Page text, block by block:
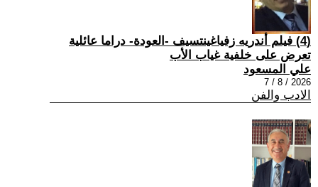
(4) فيلم أندريه زفياغينتسيف -العودة- دراما عائلية
تعرض على خلفية غياب الأب
علي المسعود
2026 / 8 / 7
الادب والفن